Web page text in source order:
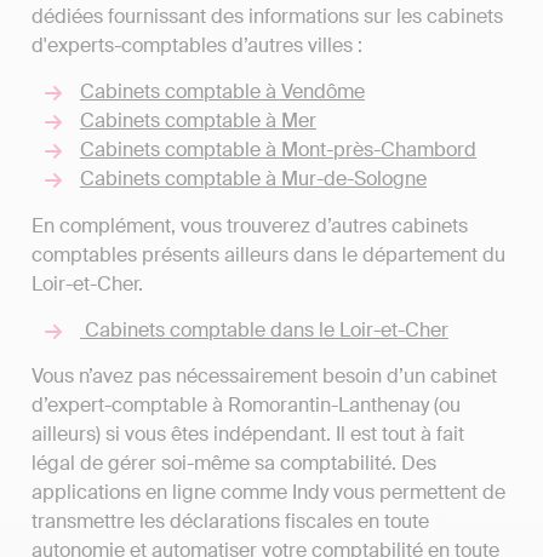
dédiées fournissant des informations sur les cabinets
d'experts-comptables d’autres villes :
Cabinets comptable à Vendôme
Cabinets comptable à Mer
Cabinets comptable à Mont-près-Chambord
Cabinets comptable à Mur-de-Sologne
En complément, vous trouverez d’autres cabinets
comptables présents ailleurs dans le département du
Loir-et-Cher.
Cabinets comptable dans le Loir-et-Cher
Vous n’avez pas nécessairement besoin d’un cabinet
d’expert-comptable à Romorantin-Lanthenay (ou
ailleurs) si vous êtes indépendant. Il est tout à fait
légal de gérer soi-même sa comptabilité. Des
applications en ligne comme Indy vous permettent de
transmettre les déclarations fiscales en toute
autonomie et automatiser votre comptabilité en toute